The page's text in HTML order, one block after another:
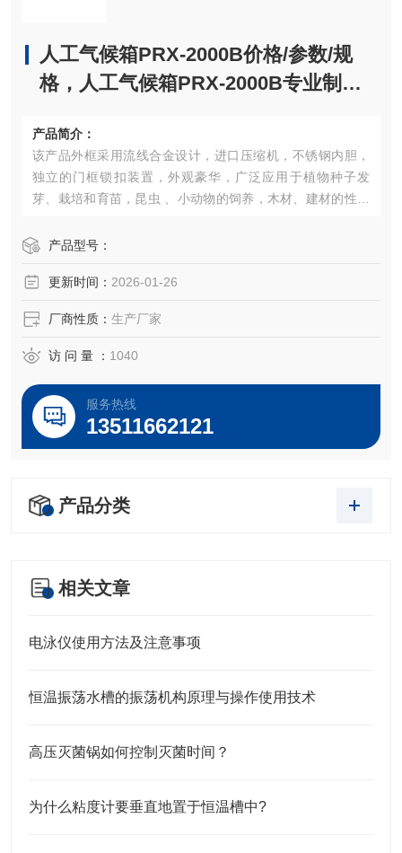
人工气候箱PRX-2000B价格/参数/规
格，人工气候箱PRX-2000B专业制造
产品简介：
该产品外框采用流线合金设计，进口压缩机，不锈钢内胆，
独立的门框锁扣装置，外观豪华，广泛应用于植物种子发
芽、栽培和育苗，昆虫 、小动物的饲养，木材、建材的性能
制）。产品型号：
更新时间： 2026-01-26
厂商性质： 生产厂家
访 问 量 ： 1040
服务热线
13511662121
产品分类
相关文章
电泳仪使用方法及注意事项
恒温振荡水槽的振荡机构原理与操作使用技术
高压灭菌锅如何控制灭菌时间？
为什么粘度计要垂直地置于恒温槽中?